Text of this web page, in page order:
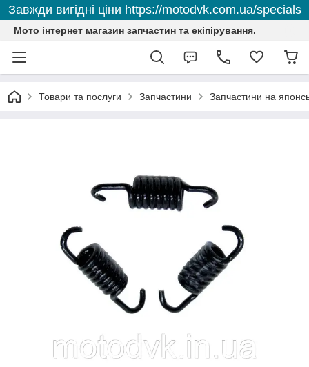
Завжди вигідні ціни https://motodvk.com.ua/specials
Мото інтернет магазин запчастин та екіпірування.
Товари та послуги Запчастини Запчастини на